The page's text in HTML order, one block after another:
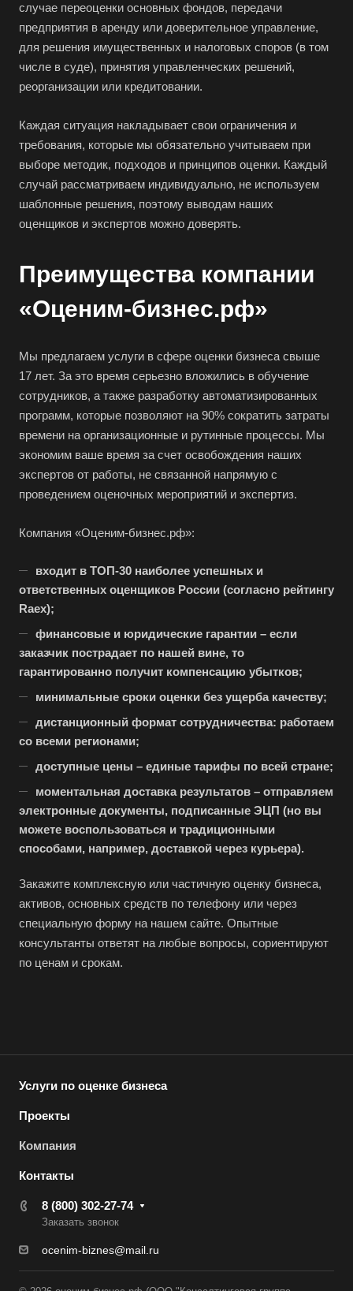
случае переоценки основных фондов, передачи
предприятия в аренду или доверительное управление,
для решения имущественных и налоговых споров (в том
числе в суде), принятия управленческих решений,
реорганизации или кредитовании.
Каждая ситуация накладывает свои ограничения и
требования, которые мы обязательно учитываем при
выборе методик, подходов и принципов оценки. Каждый
случай рассматриваем индивидуально, не используем
шаблонные решения, поэтому выводам наших
оценщиков и экспертов можно доверять.
Преимущества компании
«Оценим-бизнес.рф»
Мы предлагаем услуги в сфере оценки бизнеса свыше
17 лет. За это время серьезно вложились в обучение
сотрудников, а также разработку автоматизированных
программ, которые позволяют на 90% сократить затраты
времени на организационные и рутинные процессы. Мы
экономим ваше время за счет освобождения наших
экспертов от работы, не связанной напрямую с
проведением оценочных мероприятий и экспертиз.
Компания «Оценим-бизнес.рф»:
входит в ТОП-30 наиболее успешных и
ответственных оценщиков России (согласно рейтингу
Raex);
финансовые и юридические гарантии – если
заказчик пострадает по нашей вине, то
гарантированно получит компенсацию убытков;
минимальные сроки оценки без ущерба качеству;
дистанционный формат сотрудничества: работаем
со всеми регионами;
доступные цены – единые тарифы по всей стране;
моментальная доставка результатов – отправляем
электронные документы, подписанные ЭЦП (но вы
можете воспользоваться и традиционными
способами, например, доставкой через курьера).
Закажите комплексную или частичную оценку бизнеса,
активов, основных средств по телефону или через
специальную форму на нашем сайте. Опытные
консультанты ответят на любые вопросы, сориентируют
по ценам и срокам.
Услуги по оценке бизнеса
Проекты
Компания
Контакты
8 (800) 302-27-74
Заказать звонок
ocenim-biznes@mail.ru
Белогорск
Белорецк
Белореченск
Бердск
Березники
Бийск
Биробиджан
Бирск
Благовещенск
Благодарный
Боготол
Большой Камень
Бор
Борзя
Борисоглебск
Боровичи
Бронницы
Бугульма
Бугуруслан
Бузулук
Буй
Буйнакск
Валдай
Великий Новгород
Великий Устюг
Верещагино
Верхний Уфалей
Верхняя Салда
Волгоград
Волгодонск
Волоколамск
Вольск